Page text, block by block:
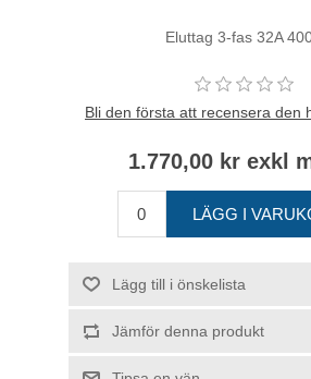
Eluttag 3-fas 32A
Bli den första att recensera den
1.770,00 kr exkl